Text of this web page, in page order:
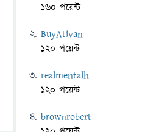
160 পয়েন্ট
BuyAtivan
120 পয়েন্ট
realmentalh
120 পয়েন্ট
brownrobert